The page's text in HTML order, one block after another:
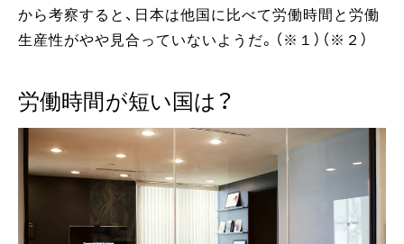
から考察すると、日本は他国に比べて労働時間と労働
生産性がやや見合っていないようだ。（※１）（※２）
労働時間が短い国は？